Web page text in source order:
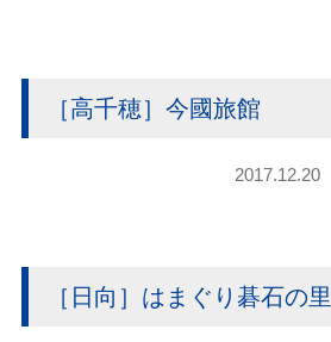
［高千穂］今國旅館
2017.12.20
［日向］はまぐり碁石の里